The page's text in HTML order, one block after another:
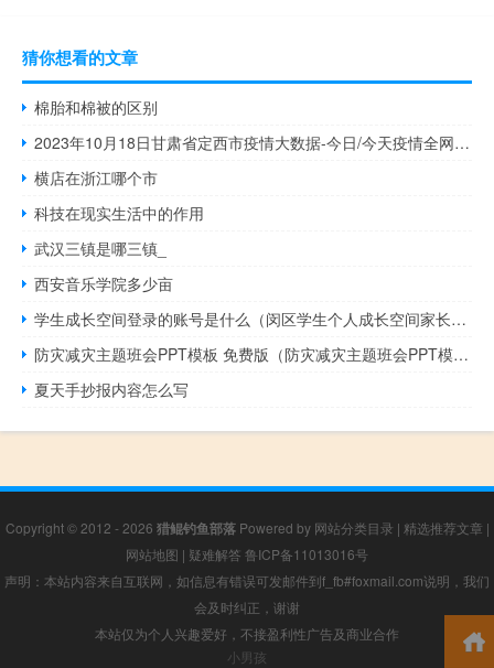
猜你想看的文章
棉胎和棉被的区别
2023年10月18日甘肃省定西市疫情大数据-今日/今天疫情全网搜索最新实时消息动态情况通知播报
横店在浙江哪个市
科技在现实生活中的作用
武汉三镇是哪三镇_
西安音乐学院多少亩
学生成长空间登录的账号是什么（闵区学生个人成长空间家长帐号和密码怎么写）
防灾减灾主题班会PPT模板 免费版（防灾减灾主题班会PPT模板 免费版功能简介）
夏天手抄报内容怎么写
Copyright © 2012 - 2026 猎鲲钓鱼部落Powered by 网站分类目录 | 精选推荐文章 |
网站地图 | 疑难解答 鲁ICP备11013016号
声明：本站内容来自互联网，如信息有错误可发邮件到f_fb#foxmail.com说明，我们
会及时纠正，谢谢
本站仅为个人兴趣爱好，不接盈利性广告及商业合作
小男孩